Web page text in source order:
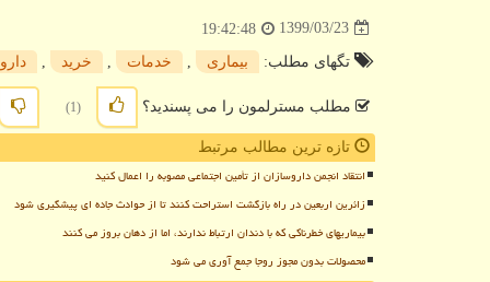
1399/03/23
19:42:48
تگهای مطلب: بیماری خدمات خرید دارو
مطلب مسترلمون را می پسندید؟ (1)
تازه ترین مطالب مرتبط
انتقاد انجمن داروسازان از تأمین اجتماعی مصوبه را اعمال کنید
زائرین اربعین در راه بازگشت استراحت کنند تا از حوادث جاده ای پیشگیری شود
بیماریهای خطرناکی که با دندان ارتباط ندارند، اما از دهان بروز می کنند
محصولات بدون مجوز روجا جمع آوری می شود